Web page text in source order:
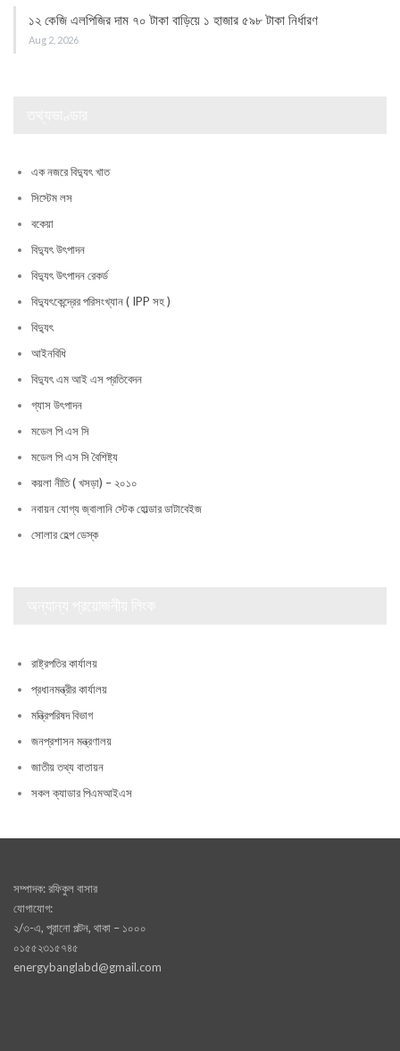
১২ কেজি এলপিজির দাম ৭০ টাকা বাড়িয়ে ১ হাজার ৫৯৮ টাকা নির্ধারণ
Aug 2, 2026
এক নজরে বিদ্যুৎ খাত
সিস্টেম লস
বকেয়া
বিদ্যুৎ উৎপাদন
বিদ্যুৎ উৎপাদন রেকর্ড
বিদ্যুৎকেন্দ্রের পরিসংখ্যান ( IPP সহ )
বিদ্যুৎ
আইনবিধি
বিদ্যুৎ এম আই এস প্রতিবেদন
গ্যাস উৎপাদন
মডেল পি এস সি
মডেল পি এস সি বৈশিষ্ট্য
কয়লা নীতি ( খসড়া) – ২০১০
নবায়ন যোগ্য জ্বালানি স্টেক হোল্ডার ডাটাবেইজ
সোলার হেল্প ডেস্ক
রাষ্ট্রপতির কার্যালয়
প্রধানমন্ত্রীর কার্যালয়
মন্ত্রিপরিষদ বিভাগ
জনপ্রশাসন মন্ত্রণালয়
জাতীয় তথ্য বাতায়ন
সকল ক্যাডার পিএমআইএস
সম্পাদক: রফিকুল বাসার
যোগাযোগ:
২/৩-এ, পূরানো পল্টন, থাকা – ১০০০
০১৫৫২৩১৫৭৪৫
energybanglabd@gmail.com